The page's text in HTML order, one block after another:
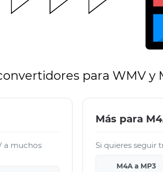
para WMV y
a muchos
Más para
Si quieres seguir
M4A a MP3